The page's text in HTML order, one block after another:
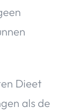
Dieet
als de